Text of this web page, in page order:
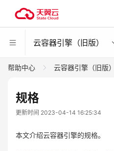
云容器引擎（旧版）
帮助中心 云容器引擎（旧版）
规格
更新时间 2023-04-14 16:25:34
本文介绍云容器引擎的规格。